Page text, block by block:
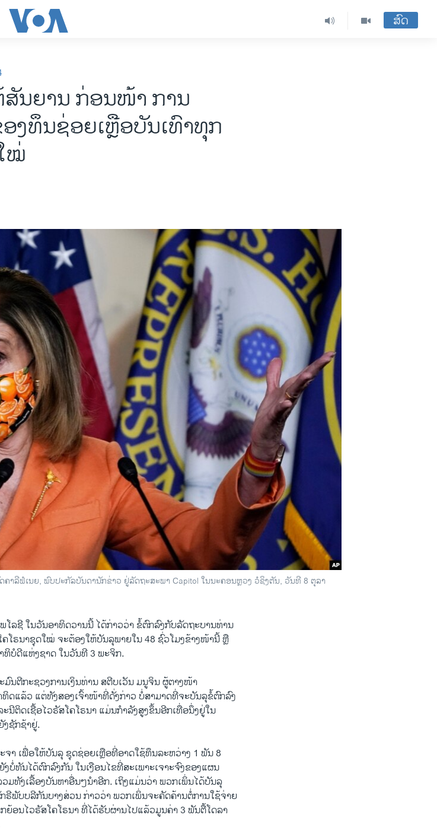
ສົດ
ສັນຍານ ກ່ອນໜ້າ ການ
ງທຶນຊ່ອຍເຫຼືອບັນເທົາທຸກ
ໝ່
າລີຟໍເນຍ, ພົບປະກັລບັນດານັກຂ່າວ ຢູ່ລັດຖະສະພາ Capitol ໃນນະຄອນຫຼວງ ວໍຊິງຕັນ, ວັນທີ 8 ຕຸລາ
ລຊີ ໃນວັນອາທິດວານນີ້ ໄດ້ກ່າວວ່າ ຂໍ້ຕົກລົງກັບລັດຖະບານທ່ານ
ໂຣນາຊຸດໃໝ່ ຈະຕ້ອງໃຫ້ບັນລຸພາຍໃນ 48 ຊົ່ວໂມງຂ້າງໜ້ານີ້ ຫຼື
ບໍດີແຫ່ງຊາດ ໃນວັນທີ 3 ພະຈິກ.
ນຕີກະຊວງການເງິນທ່ານ ສຕີບເວັນ ມນູຈິນ ຜູ້ຕາງໜ້າ
ດແລ້ວ ແຕ່ທັງສອງເຈົ້າໜ້າທີ່ດັ່ງກ່າວ ບໍ່ສາມາດທີ່ຈະບັນລຸຂໍ້ຕົກລົງ
ນີຕິດເຊື້ອໄວຣັສໂຄໂຣນາ ແມ່ນກຳລັງສູງຂຶ້ນອີກເທື່ອນຶ່ງຢູ່ໃນ
ຊັກຊ້າຢູ່.
າ ເພື່ອໃຫ້ບັນລຸ ຊຸດຊ່ອຍເຫຼືອທີ່ອາດໃຊ້ທຶນລະຫວ່າງ 1 ພັນ 8
ບໍ່ທັນໄດ້ຕົກລົງກັນ ໃນເງືອນໄຂທີ່ສະເພາະເຈາະຈົງຂອງແຜນ
ມທັງເລື້ອງບັນຫາອື່ນໆນຳອີກ. ເຖິງແມ່ນວ່າ ພວກເພິ່ນໄດ້ບັນລຸ
ພັບບລີກັນບາງສ່ວນ ກ່າວວ່າ ພວກເພິ່ນຈະຄັດຄ້ານຕໍ່ການໃຊ້ຈ່າຍ
ອນໄວຣັສໂຄໂຣນາ ທີ່ໄດ້ຮັບຜ່ານໄປແລ້ວມູນຄ່າ 3 ພັນຕື້ໂດລາ